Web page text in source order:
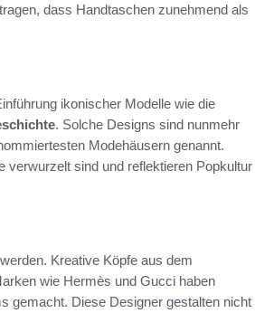
dass Handtaschen zunehmend als
ikonischer Modelle wie die
. Solche Designs sind nunmehr
Modehäusern genannt.
verwurzelt sind und reflektieren Popkultur
Kreative Köpfe aus dem
wie Hermès und Gucci haben
gemacht. Diese Designer gestalten nicht